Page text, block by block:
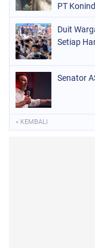
PT
Duit
Setiap
Senator
« KEMBALI